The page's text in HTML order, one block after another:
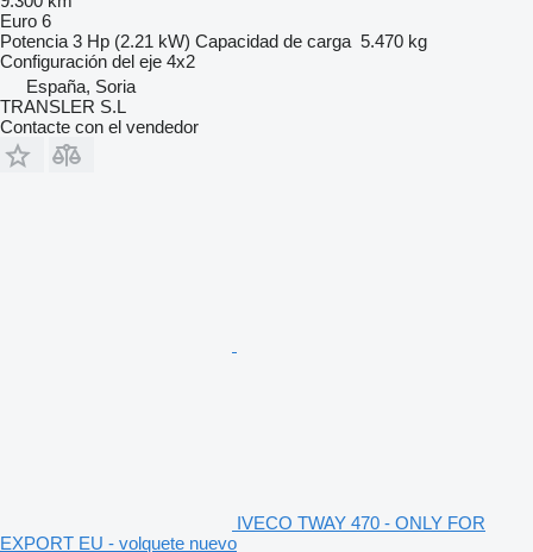
Euro 6
Potencia 3 Hp (2.21 kW) Capacidad de carga 5.470 kg
Configuración del eje 4x2
España, Soria
TRANSLER S.L
Contacte con el vendedor
IVECO TWAY 470 - ONLY FOR
EXPORT EU - volquete nuevo